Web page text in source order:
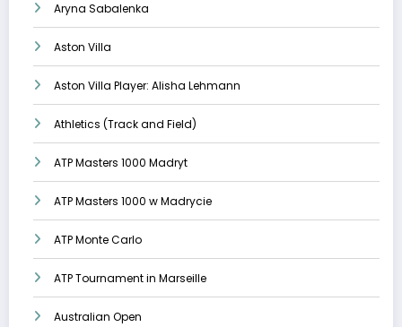
Aryna Sabalenka
Aston Villa
Aston Villa Player: Alisha Lehmann
Athletics (Track and Field)
ATP Masters 1000 Madryt
ATP Masters 1000 w Madrycie
ATP Monte Carlo
ATP Tournament in Marseille
Australian Open